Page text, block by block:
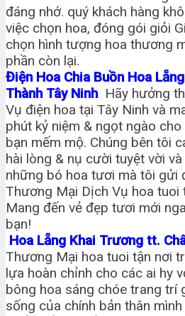
đáng nhớ. quý khách hàng
việc chọn hoa, đóng gói giỏi
chọn hình tượng hoa thương
phần còn lại.
Điện Hoa Chia Buồn Hoa
Thành Tây Ninh Hãy hưởng
Vụ điện hoa tại Tây Ninh và
phút kỷ niệm & ngọt ngào
bạn mếm mộ. Chúng bên tôi
hài lòng & nụ cười tuyệt vời
những bó hoa tươi mà tôi gửi
Thương Mại Dịch Vụ hoa tuoi
Mang đến vẻ đẹp tươi mới
bạn!
Hoa Lẵng Khai Trương tt.
Thương Mại hoa tuoi tận nơi
lựa hoàn chỉnh cho các ai hy
bông hoa sáng chóe trang trí
sống của chính bản thân